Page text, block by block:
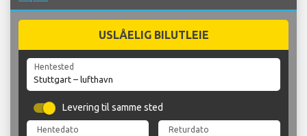
USLÅELIG BILUTLEIE
Hentested
Levering til samme sted
Hentedato Returdato